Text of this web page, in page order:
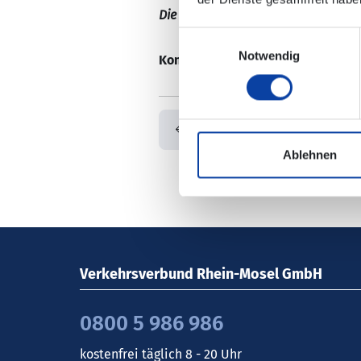
Notwendig
Ablehnen
Die Änderungen sind nicht in der
Kontaktdaten/ zuständiges
Zurück
Verkehrsverbund Rhein-Mosel GmbH
0800 5 986 986
kostenfrei täglich 8 - 20 Uhr